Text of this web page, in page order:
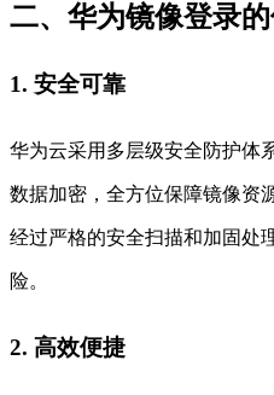
二、华为镜像登录
1. 安全可靠
华为云采用多层级安全防护体
数据加密，全方位保障镜像资
经过严格的安全扫描和加固处
险。
2. 高效便捷